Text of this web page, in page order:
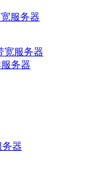
服务器
宽服务器
务器
务器